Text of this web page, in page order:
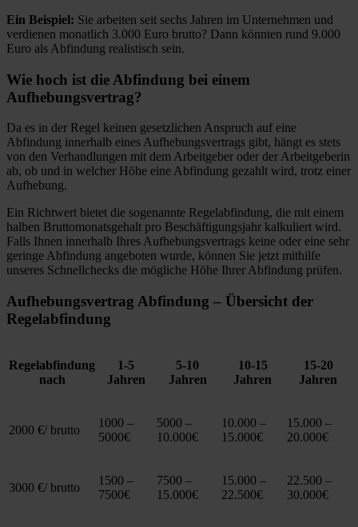
Ein Beispiel: Sie arbeiten seit sechs Jahren im Unternehmen und
verdienen monatlich 3.000 Euro brutto? Dann könnten rund 9.000
Euro als Abfindung realistisch sein.
Wie hoch ist die Abfindung bei einem
Aufhebungsvertrag?
Da es in der Regel keinen gesetzlichen Anspruch auf eine
Abfindung innerhalb eines Aufhebungsvertrags gibt, hängt es stets
von den Verhandlungen mit dem Arbeitgeber oder der Arbeitgeberin
ab, ob und in welcher Höhe eine Abfindung gezahlt wird, trotz einer
Aufhebung.
Ein Richtwert bietet die sogenannte Regelabfindung, die mit einem
halben Bruttomonatsgehalt pro Beschäftigungsjahr kalkuliert wird.
Falls Ihnen innerhalb Ihres Aufhebungsvertrags keine oder eine sehr
geringe Abfindung angeboten wurde, können Sie jetzt mithilfe
unseres Schnellchecks die mögliche Höhe Ihrer Abfindung prüfen.
Aufhebungsvertrag Abfindung – Übersicht der
Regelabfindung
Regelabfindung
nach
1-5
Jahren
5-10
Jahren
10-15
Jahren
15-20
Jahren
2000 €/ brutto
1000 –
5000€
5000 –
10.000€
10.000 –
15.000€
15.000 –
20.000€
3000 €/ brutto
1500 –
7500€
7500 –
15.000€
15.000 –
22.500€
22.500 –
30.000€